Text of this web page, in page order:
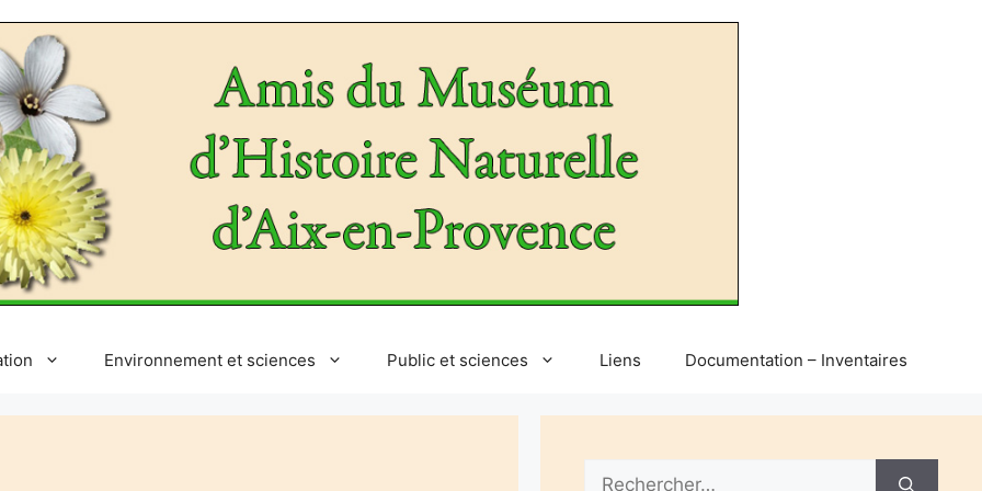
Environnement et sciences Public et sciences Liens Documentation – Inventaires
Rechercher :